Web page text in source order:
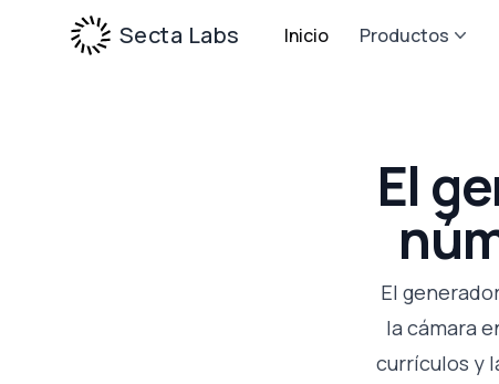
Secta Labs Inicio Productos
El
El
la cámara
currículos y